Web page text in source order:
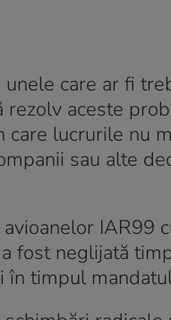
care ar fi
aceste
lucrurile nu
sau alte
IAR99
fost neglijată
timpul